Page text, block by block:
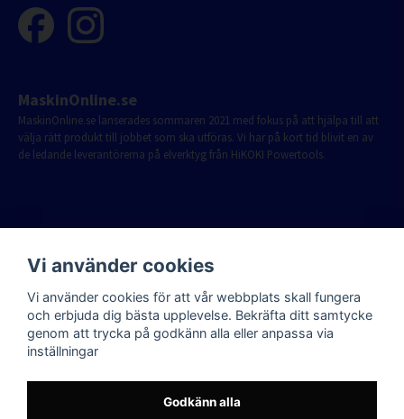
MaskinOnline.se
MaskinOnline.se lanserades sommaren 2021 med fokus på att hjälpa till att
välja rätt produkt till jobbet som ska utföras. Vi har på kort tid blivit en av
de ledande leverantörerna på elverktyg från HiKOKI Powertools.
Vi använder cookies
Vi använder cookies för att vår webbplats skall fungera
och erbjuda dig bästa upplevelse. Bekräfta ditt samtycke
genom att trycka på godkänn alla eller anpassa via
inställningar
Godkänn alla